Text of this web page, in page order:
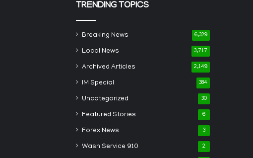
TRENDING TOPICS
Breaking News 6,329
Local News 3,717
Archived Articles 2,149
IM Special 384
Uncategorized 30
Featured Stories 6
Forex News 3
Wash Service 910 2